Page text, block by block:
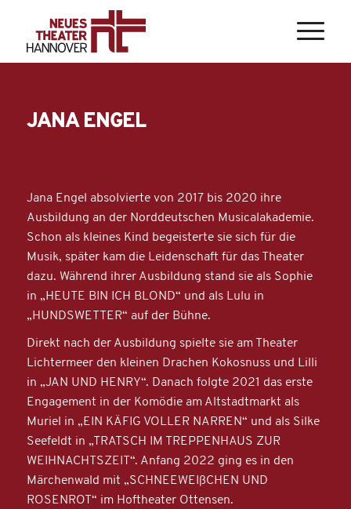
JANA ENGEL
Jana Engel absolvierte von 2017 bis 2020 ihre
Ausbildung an der Norddeutschen Musicalakademie.
Schon als kleines Kind begeisterte sie sich für die
Musik, später kam die Leidenschaft für das Theater
dazu. Während ihrer Ausbildung stand sie als Sophie
in „HEUTE BIN ICH BLOND“ und als Lulu in
„HUNDSWETTER“ auf der Bühne.
Direkt nach der Ausbildung spielte sie am Theater
Lichtermeer den kleinen Drachen Kokosnuss und Lilli
in „JAN UND HENRY“. Danach folgte 2021 das erste
Engagement in der Komödie am Altstadtmarkt als
Muriel in „EIN KÄFIG VOLLER NARREN“ und als Silke
Seefeldt in „TRATSCH IM TREPPENHAUS ZUR
WEIHNACHTSZEIT“. Anfang 2022 ging es in den
Märchenwald mit „SCHNEEWEIßCHEN UND
ROSENROT“ im Hoftheater Ottensen.